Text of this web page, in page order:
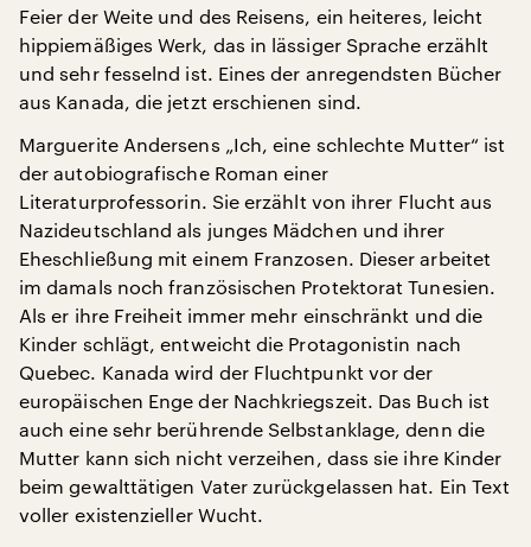
Feier der Weite und des Reisens, ein heiteres, leicht
hippiemäßiges Werk, das in lässiger Sprache erzählt
und sehr fesselnd ist. Eines der anregendsten Bücher
aus Kanada, die jetzt erschienen sind.
Marguerite Andersens „Ich, eine schlechte Mutter“ ist
der autobiografische Roman einer
Literaturprofessorin. Sie erzählt von ihrer Flucht aus
Nazideutschland als junges Mädchen und ihrer
Eheschließung mit einem Franzosen. Dieser arbeitet
im damals noch französischen Protektorat Tunesien.
Als er ihre Freiheit immer mehr einschränkt und die
Kinder schlägt, entweicht die Protagonistin nach
Quebec. Kanada wird der Fluchtpunkt vor der
europäischen Enge der Nachkriegszeit. Das Buch ist
auch eine sehr berührende Selbstanklage, denn die
Mutter kann sich nicht verzeihen, dass sie ihre Kinder
beim gewalttätigen Vater zurückgelassen hat. Ein Text
voller existenzieller Wucht.